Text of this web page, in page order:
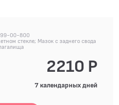
99-00-800
стекле; Мазок с заднего свода
2210 Р
7 календарных дней